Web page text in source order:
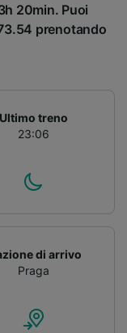
20min. Puoi
prenotando
Ultimo treno
23:06
di arrivo
Praga